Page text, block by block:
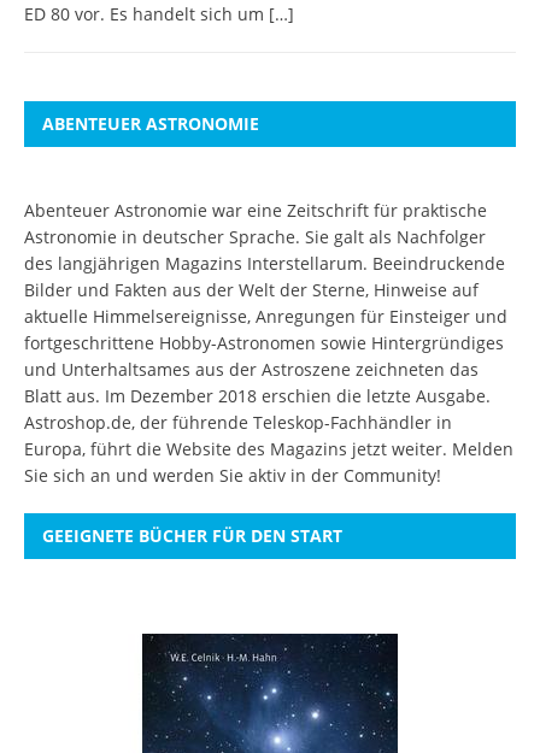
ED 80 vor. Es handelt sich um […]
ABENTEUER ASTRONOMIE
Abenteuer Astronomie war eine Zeitschrift für praktische
Astronomie in deutscher Sprache. Sie galt als Nachfolger
des langjährigen Magazins Interstellarum. Beeindruckende
Bilder und Fakten aus der Welt der Sterne, Hinweise auf
aktuelle Himmelsereignisse, Anregungen für Einsteiger und
fortgeschrittene Hobby-Astronomen sowie Hintergründiges
und Unterhaltsames aus der Astroszene zeichneten das
Blatt aus. Im Dezember 2018 erschien die letzte Ausgabe.
Astroshop.de, der führende Teleskop-Fachhändler in
Europa, führt die Website des Magazins jetzt weiter. Melden
Sie sich an und werden Sie aktiv in der Community!
GEEIGNETE BÜCHER FÜR DEN START